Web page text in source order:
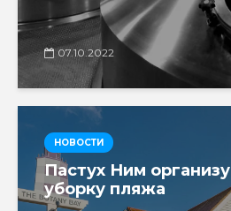
07.10.2022
НОВОСТИ
Пастух Ним
уборку пляжа